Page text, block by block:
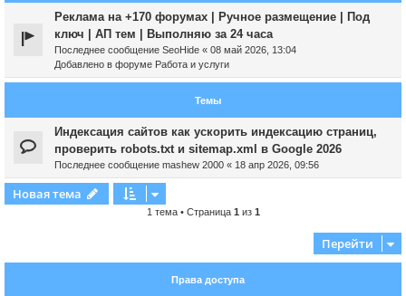
Реклама на +170 форумах | Ручное размещение | Под
ключ | АП тем | Выполняю за 24 часа
Последнее сообщение SeoHide « 08 май 2026, 13:04
Добавлено в форуме Работа и услуги
Темы
Индексация сайтов как ускорить индексацию страниц,
проверить robots.txt и sitemap.xml в Google 2026
Последнее сообщение mashew 2000 « 18 апр 2026, 09:56
Новая тема
1 тема • Страница 1 из 1
Перейти
Права доступа